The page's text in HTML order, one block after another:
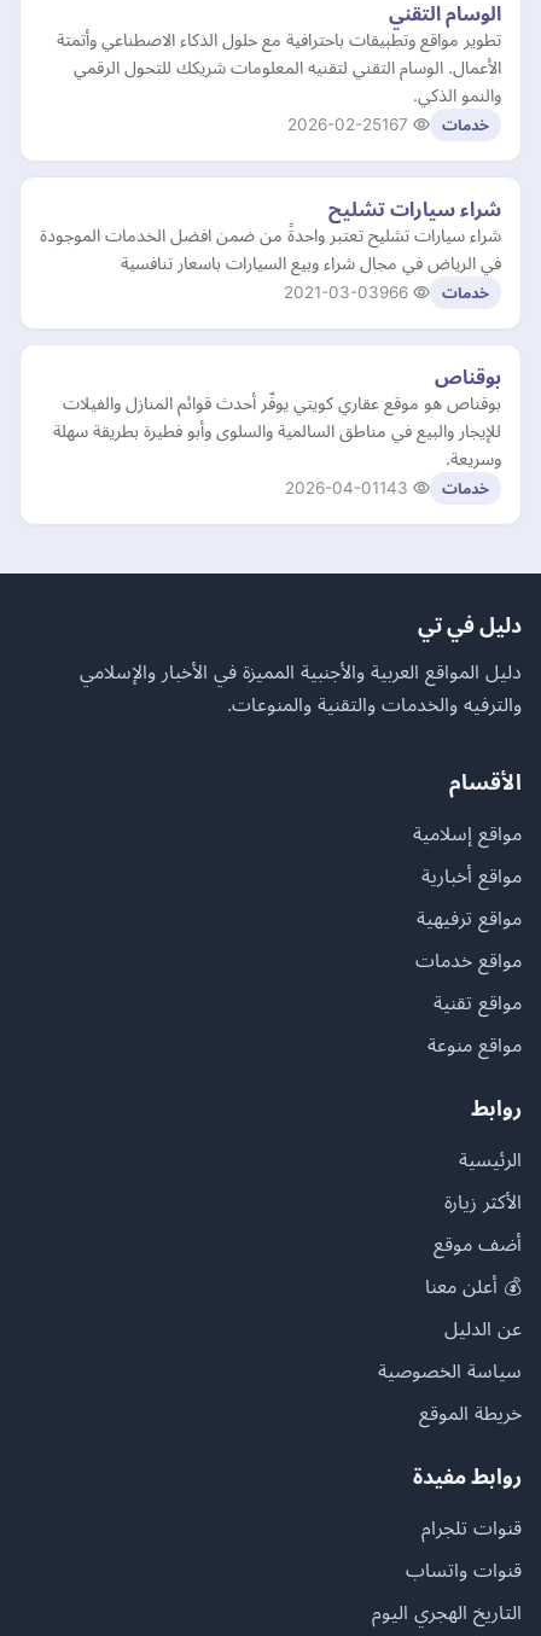
الوسام التقني
تطوير مواقع وتطبيقات باحترافية مع حلول الذكاء الاصطناعي وأتمتة
الأعمال. الوسام التقني لتقنيه المعلومات شريكك للتحول الرقمي
والنمو الذكي.
خدمات 2026-02-25
شراء سيارات تشليح
شراء سيارات تشليح تعتبر واحدةً من ضمن افضل الخدمات الموجودة
في الرياض في مجال شراء وبيع السيارات باسعار تنافسية
خدمات 2021-03-03
بوقناص
بوقناص هو موقع عقاري كويتي يوفّر أحدث قوائم المنازل والفيلات
للإيجار والبيع في مناطق السالمية والسلوى وأبو فطيرة بطريقة سهلة
وسريعة.
خدمات 2026-04-01
دليل في تي
دليل المواقع العربية والأجنبية المميزة في الأخبار والإسلامي
والترفيه والخدمات والتقنية والمنوعات.
الأقسام
مواقع إسلامية
مواقع أخبارية
مواقع ترفيهية
مواقع خدمات
مواقع تقنية
مواقع منوعة
روابط
الرئيسية
الأكثر زيارة
أضف موقع
💰 أعلن معنا
عن الدليل
سياسة الخصوصية
خريطة الموقع
روابط مفيدة
قنوات تلجرام
قنوات واتساب
التاريخ الهجري اليوم